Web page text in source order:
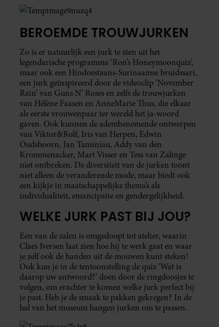
BEROEMDE TROUWJURKEN
Zo is er natuurlijk een jurk te zien uit het
legendarische programma ‘Ron’s Honeymoonquiz’,
maar ook een Hindoestaans-Surinaamse bruidssari,
een jurk geïnspireerd door de videoclip ‘November
Rain’ van Guns N’ Roses en zelfs de trouwjurken
van Hélène Faasen en AnneMarie Thus, die elkaar
als eerste vrouwenpaar ter wereld het ja-woord
gaven. Ook kunnen de adembenemende ontwerpen
van Viktor&Rolf, Iris van Herpen, Edwin
Oudshoorn, Jan Taminiau, Addy van den
Krommenacker, Mart Visser en Tess van Zalinge
niet ontbreken. De diversiteit van de jurken toont
niet alleen de veranderende mode, maar biedt ook
een kijkje in maatschappelijke thema’s als
individualiteit, emancipatie en gendergelijkheid.
WELKE JURK PAST BIJ JOU?
Een van de zalen is omgedoopt tot atelier, waarin
Claes Iversen laat zien hoe hij te werk gaat en waar
je zelf ook de handen uit de mouwen kunt steken!
Ook kun je in de tentoonstelling de quiz ‘Wat is
daarop uw antwoord?’ doen door de ringdoosjes te
volgen, om erachter te komen welke jurk perfect bij
je past. Heb je de smaak te pakken gekregen? In de
hal van het museum hangen jurken om te passen.